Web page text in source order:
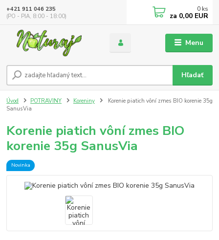
Menu
Hľadať
+421 911 046 235
(PO - PIA, 8:00 - 18:00)
0 ks
za 0,00 EUR
Úvod POTRAVINY Koreniny
Korenie piatich vôní zmes BIO korenie 35g
SanusVia
Korenie piatich vôní zmes BIO
korenie 35g SanusVia
Novinka